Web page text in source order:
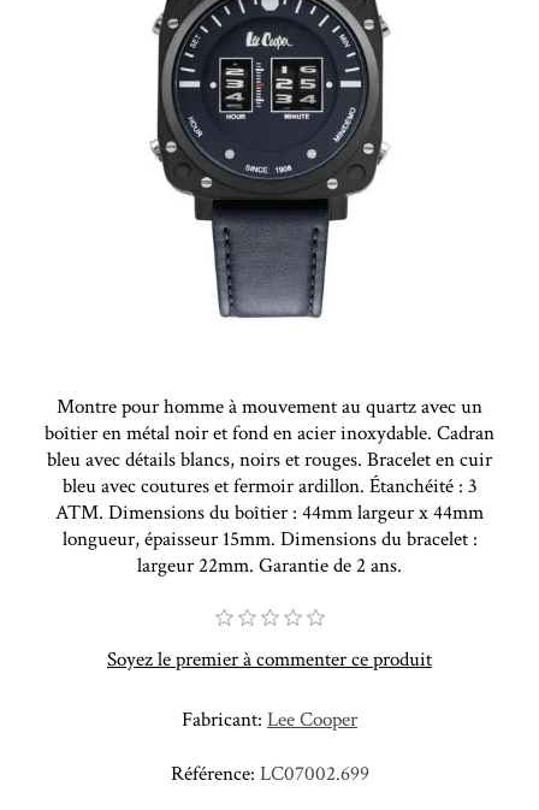
Montre pour homme à mouvement au quartz avec un
boîtier en métal noir et fond en acier inoxydable. Cadran
bleu avec détails blancs, noirs et rouges. Bracelet en cuir
bleu avec coutures et fermoir ardillon. Étanchéité : 3
ATM. Dimensions du boîtier : 44mm largeur x 44mm
longueur, épaisseur 15mm. Dimensions du bracelet :
largeur 22mm. Garantie de 2 ans.
Soyez le premier à commenter ce produit
Fabricant: Lee Cooper
Référence: LC07002.699